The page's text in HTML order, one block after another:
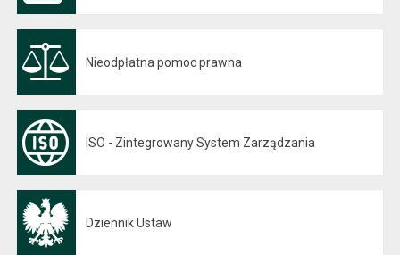
Nieodpłatna pomoc prawna
ISO - Zintegrowany System Zarządzania
Dziennik Ustaw